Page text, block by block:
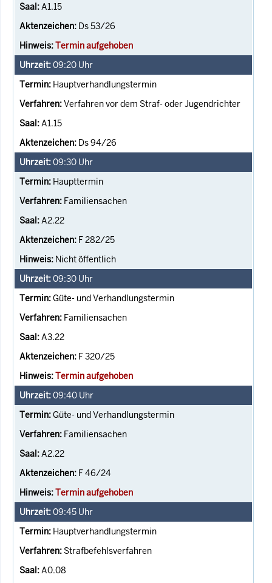
A1.15
Ds 53/26
Termin aufgehoben
09:20 Uhr
Hauptverhandlungstermin
Verfahren vor dem Straf- oder Jugendrichter
A1.15
Ds 94/26
09:30 Uhr
Haupttermin
Familiensachen
A2.22
F 282/25
Nicht öffentlich
09:30 Uhr
Güte- und Verhandlungstermin
Familiensachen
A3.22
F 320/25
Termin aufgehoben
09:40 Uhr
Güte- und Verhandlungstermin
Familiensachen
A2.22
F 46/24
Termin aufgehoben
09:45 Uhr
Hauptverhandlungstermin
Strafbefehlsverfahren
A0.08